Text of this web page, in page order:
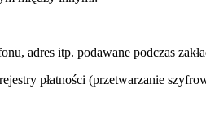
adres itp. podawane podczas
płatności (przetwarzanie